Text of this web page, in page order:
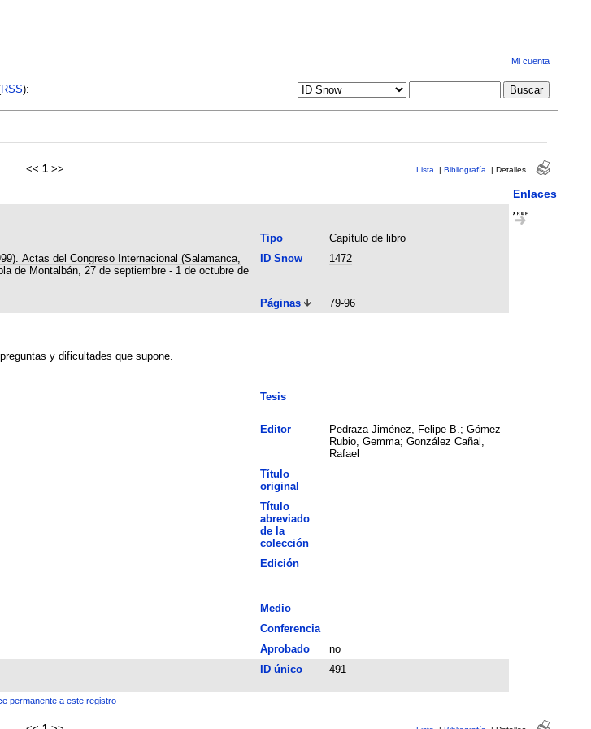
Mi cuenta
RSS):
<< 1 >> Lista | Bibliografía | Detalles
Enlaces
Tipo
Capítulo de libro
Actas del Congreso Internacional (Salamanca,
de Montalbán, 27 de septiembre - 1 de octubre de
ID Snow 1472
Páginas
79-96
y dificultades que supone.
Tesis
Editor
Pedraza Jiménez, Felipe B.; Gómez
Rubio, Gemma; González Cañal,
Rafael
Título
original
Título
abreviado
de la
colección
Edición
Medio
Conferencia
Aprobado
no
ID único 491
permanente a este registro